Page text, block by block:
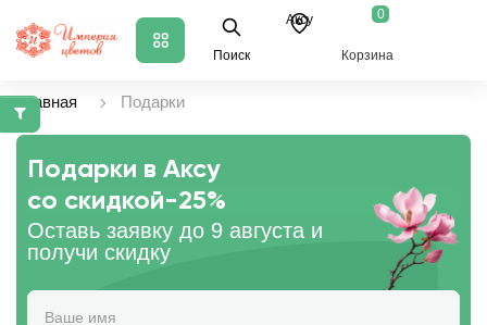
Поиск
Аксу 0
Корзина
Главная Подарки
Подарки в Аксу
со скидкой-25%
Оставь заявку до 9 августа и
получи скидку